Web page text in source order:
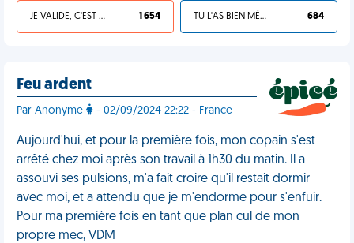
JE VALIDE, C'EST UNE VDM 1 654 TU L'AS BIEN MÉRITÉ 684
Feu ardent
Par Anonyme - 02/09/2024 22:22 - France
Aujourd'hui, et pour la première fois, mon copain s'est
arrêté chez moi après son travail à 1h30 du matin. Il a
assouvi ses pulsions, m'a fait croire qu'il restait dormir
avec moi, et a attendu que je m'endorme pour s'enfuir.
Pour ma première fois en tant que plan cul de mon
propre mec, VDM